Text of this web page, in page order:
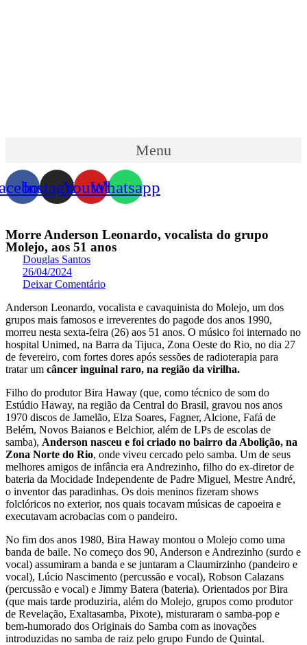
Menu
InstagramYoutubeWhatsapp
Morre Anderson Leonardo, vocalista do grupo
Molejo, aos 51 anos
Douglas Santos
26/04/2024
Deixar Comentário
Anderson Leonardo, vocalista e cavaquinista do Molejo, um dos
grupos mais famosos e irreverentes do pagode dos anos 1990,
morreu nesta sexta-feira (26) aos 51 anos. O músico foi internado no
hospital Unimed, na Barra da Tijuca, Zona Oeste do Rio, no dia 27
de fevereiro, com fortes dores após sessões de radioterapia para
tratar um câncer inguinal raro, na região da virilha.
Filho do produtor Bira Haway (que, como técnico de som do
Estúdio Haway, na região da Central do Brasil, gravou nos anos
1970 discos de Jamelão, Elza Soares, Fagner, Alcione, Fafá de
Belém, Novos Baianos e Belchior, além de LPs de escolas de
samba), Anderson nasceu e foi criado no bairro da Abolição, na
Zona Norte do Rio, onde viveu cercado pelo samba. Um de seus
melhores amigos de infância era Andrezinho, filho do ex-diretor de
bateria da Mocidade Independente de Padre Miguel, Mestre André,
o inventor das paradinhas. Os dois meninos fizeram shows
folclóricos no exterior, nos quais tocavam músicas de capoeira e
executavam acrobacias com o pandeiro.
No fim dos anos 1980, Bira Haway montou o Molejo como uma
banda de baile. No começo dos 90, Anderson e Andrezinho (surdo e
vocal) assumiram a banda e se juntaram a Claumirzinho (pandeiro e
vocal), Lúcio Nascimento (percussão e vocal), Robson Calazans
(percussão e vocal) e Jimmy Batera (bateria). Orientados por Bira
(que mais tarde produziria, além do Molejo, grupos como produtor
de Revelação, Exaltasamba, Pixote), misturaram o samba-pop e
bem-humorado dos Originais do Samba com as inovações
introduzidas no samba de raiz pelo grupo Fundo de Quintal.